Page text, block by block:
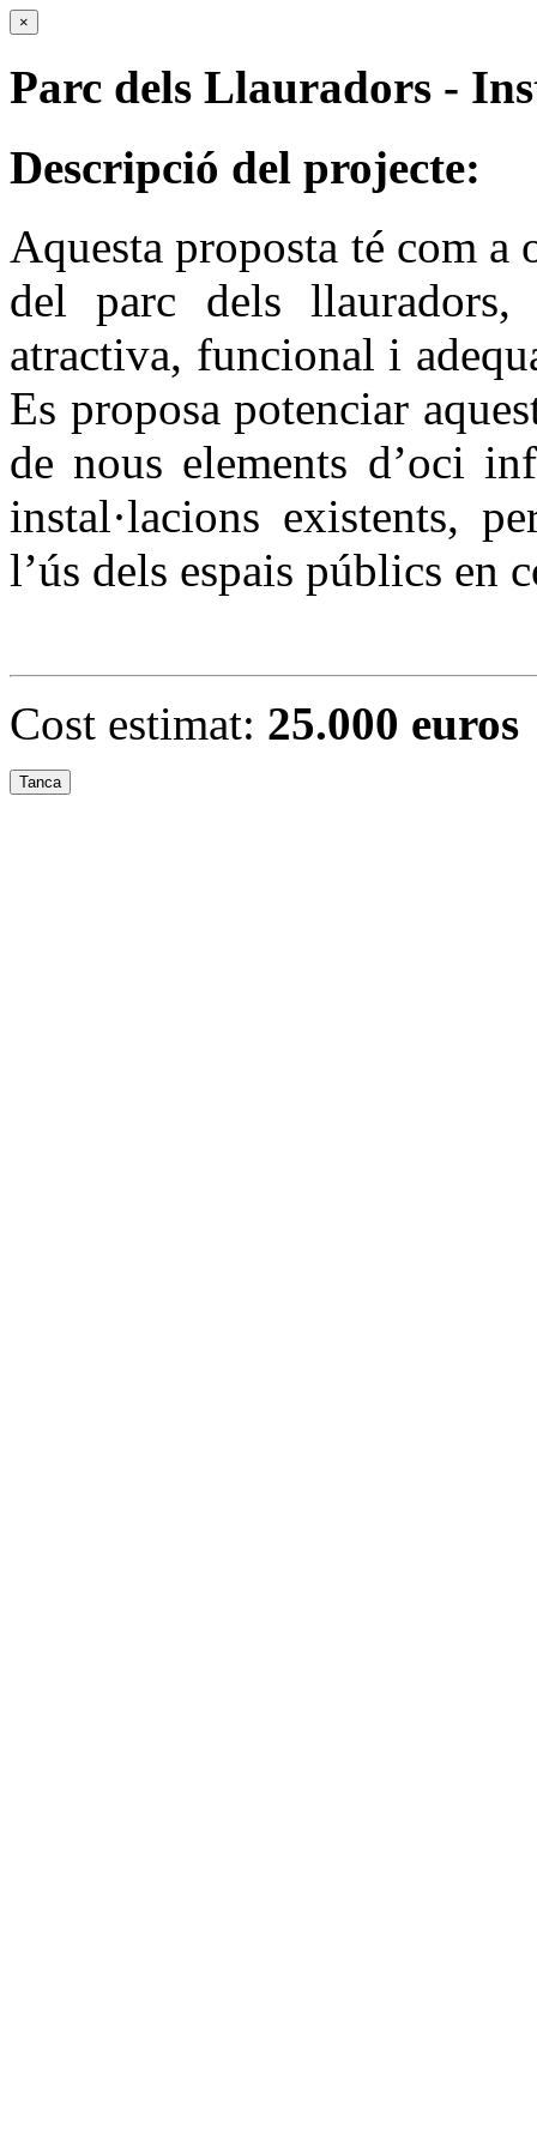
×
Parc dels Llauradors -
Descripció del projecte:
Aquesta proposta té com
del parc dels
atractiva, funcional i
Es proposa potenciar
de nous elements d’oci
instal·lacions existents,
l’ús dels espais públics en
Cost estimat: 25.000 euros
Tanca